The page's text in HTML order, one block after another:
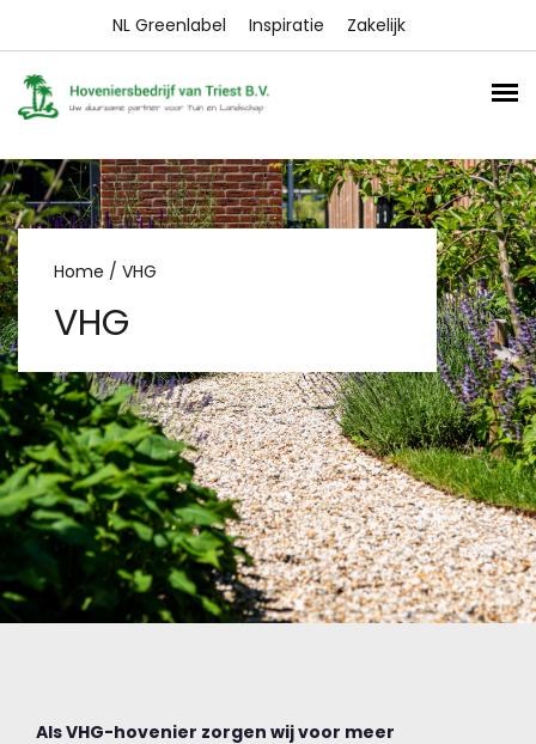
NL Greenlabel Inspiratie Zakelijk
Home / VHG
VHG
Als VHG-hovenier zorgen wij voor meer